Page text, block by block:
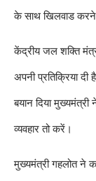
के साथ खिलवाड करने
केंद्रीय जल शक्ति
अपनी प्रतिक्रिया
बयान दिया
व्यवहार तो करें।
मुख्यमंत्री गहलोत ने